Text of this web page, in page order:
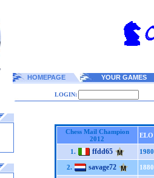
HOMEPAGE YOUR GAMES
LOGIN:
Chess Mail Champion
2012
ELO
1. ffdd65 1980
2. savage72 1880